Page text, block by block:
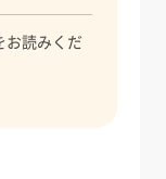
読みくだ